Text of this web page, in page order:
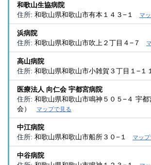
和歌山生協病院
住所: 和歌山県和歌山市有本１４３−１ マ
浜病院
住所: 和歌山県和歌山市吹上２丁目４−７
高山病院
住所: 和歌山県和歌山市小雑賀３丁目１−１
医療法人 向仁会 宇都宮病院
住所: 和歌山県和歌山市鳴神５０５−４ 宇都
会）
マップで見る
中江病院
住所: 和歌山県和歌山市船所３０−１ マッ
中谷病院